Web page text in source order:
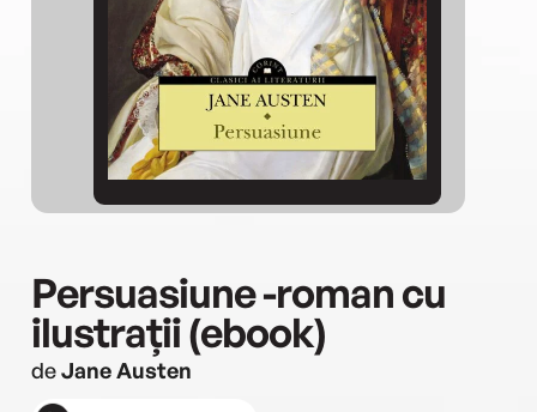
Persuasiune -roman cu
ilustrații (ebook)
deJane Austen